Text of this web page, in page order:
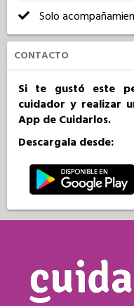
Solo
CONTACTO
Si te gustó este
cuidador y realizar
App de Cuidarlos.
Descargala desde: